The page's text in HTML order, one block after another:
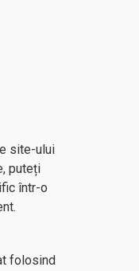
site-ului
puteți
într-o
folosind